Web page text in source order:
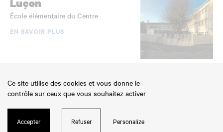
Luçon
École élémentaire du Centre
EN SAVOIR PLUS
Établissements scolaires jumelés
La Roche-sur-Yon
EN SAVOIR PLUS
Ce site utilise des cookies et vous donne le
contrôle sur ceux que vous souhaitez activer
Accepter Refuser Personalize